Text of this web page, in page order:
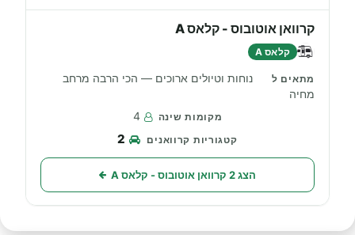
קרוואן אוטובוס - קלאס A
קלאס A
נוחות וטיולים ארוכים — הכי הרבה מרחב
מחיה
4
2
הצג 2 קרוואן אוטובוס - קלאס A